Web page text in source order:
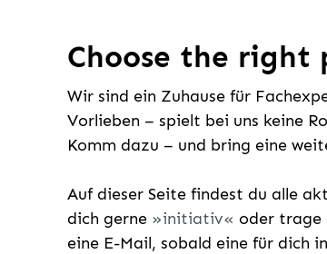
Choose the right
Wir sind ein Zuhause für
Vorlieben – spielt bei uns keine
Komm dazu – und bring eine
Auf dieser Seite findest du alle
dich gerne
initiativ oder trage
eine E-Mail, sobald eine für dich